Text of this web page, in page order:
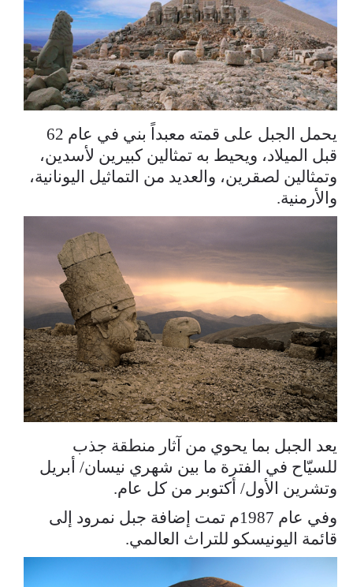
يحمل الجبل على قمته معبداً بني في عام 62
قبل الميلاد، ويحيط به تمثالين كبيرين لأسدين،
وتمثالين لصقرين، والعديد من التماثيل اليونانية،
والأرمنية.
يعد الجبل بما يحوي من آثار منطقة جذب
للسيّاح في الفترة ما بين شهري نيسان/ أبريل
وتشرين الأول/ أكتوبر من كل عام.
وفي عام 1987م تمت إضافة جبل نمرود إلى
قائمة اليونيسكو للتراث العالمي.